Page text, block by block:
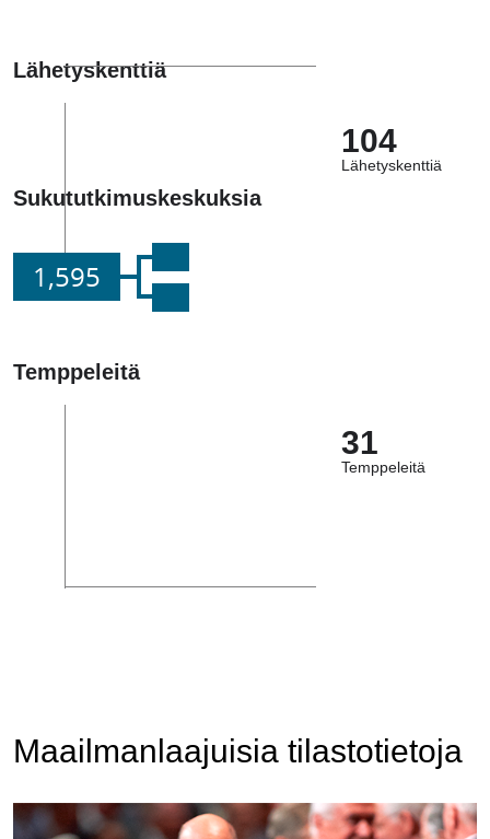
Lähetyskenttiä
104
Lähetyskenttiä
Sukututkimuskeskuksia
1,595
Temppeleitä
31
Temppeleitä
Maailmanlaajuisia tilastotietoja